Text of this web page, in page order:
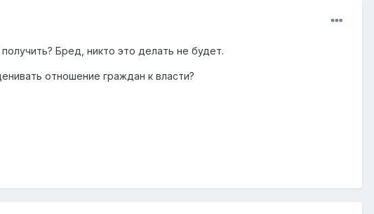
Бред, никто это делать не будет.
отношение граждан к власти?